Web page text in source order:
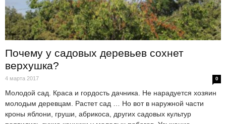
Почему у садовых деревьев сохнет
верхушка?
4 марта 2017 0
Молодой сад. Краса и гордость дачника. Не нарадуется хозяин
молодым деревцам. Растет сад … Но вот в наружной части
кроны яблони, груши, абрикоса, других садовых культур